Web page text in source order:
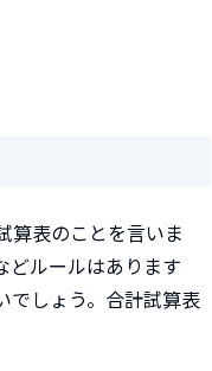
算表のことを言いま
どルールはあります
でしょう。合計試算表